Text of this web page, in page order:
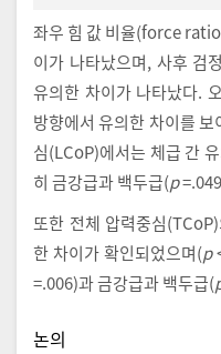
좌우 힘 값 비율(force
이가 나타났으며, 사후 검
유의한 차이가 나타났다.
방향에서 유의한 차이를
심(LCoP)에서는 체급 간
히 금강급과 백두급(p
또한 전체 압력중심
한 차이가 확인되었으며(p
=.006)과 금강급과 백두급(
논의